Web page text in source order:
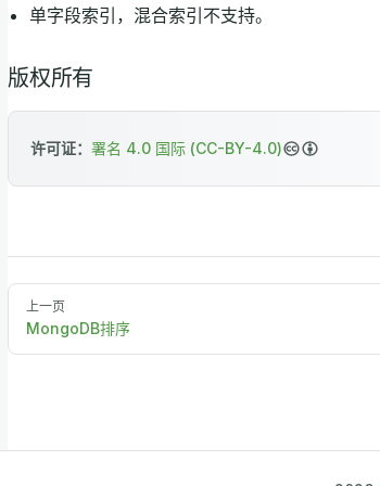
单字段索引，混合索引不支持。
版权所有
许可证： 署名 4.0 国际 (CC-BY-4.0)
上一页
MongoDB排序